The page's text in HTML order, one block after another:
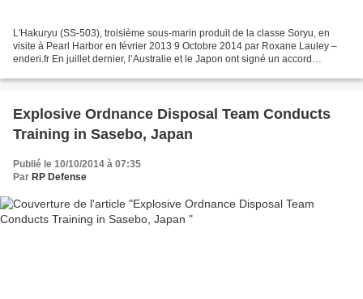
L'Hakuryu (SS-503), troisième sous-marin produit de la classe Soryu, en
visite à Pearl Harbor en février 2013 9 Octobre 2014 par Roxane Lauley –
enderi.fr En juillet dernier, l’Australie et le Japon ont signé un accord
Explosive Ordnance Disposal Team Conducts
Training in Sasebo, Japan
Publié le 10/10/2014 à 07:35
Par RP Defense